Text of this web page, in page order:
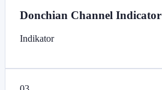
Donchian Channel Indicator
Indikator